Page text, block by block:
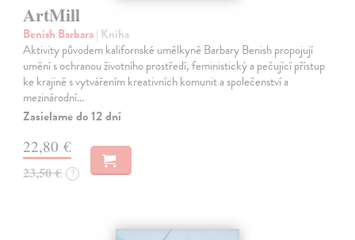
ArtMill
Benish Barbara| Kniha
Aktivity původem kalifornské umělkyně Barbary Benish propojují
umění s ochranou životního prostředí, feministický a pečující přístup
ke krajině s vytvářením kreativních komunit a společenství a
mezinárodní…
Zasielame do 12 dní
22,80 €
23,50 € ?